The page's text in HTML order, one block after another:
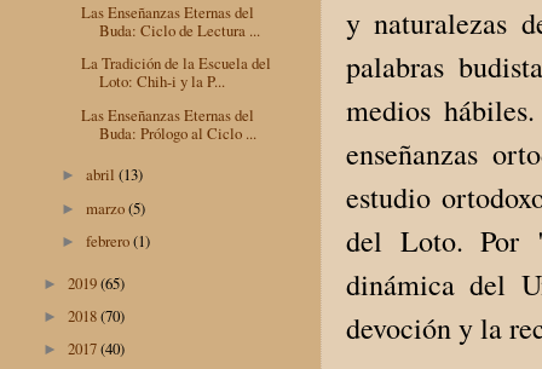
y naturalezas
palabras
medios
enseñanzas
estudio
del Loto. Por
dinámica del
devoción y la
Las Enseñanzas Eternas del
Buda: Ciclo de Lectura ...
La Tradición de la Escuela del
Loto: Chih-i y la P...
Las Enseñanzas Eternas del
Buda: Prólogo al Ciclo ...
►abril(13)
►marzo(5)
►febrero(1)
► 2019(65)
► 2018(70)
► 2017(40)